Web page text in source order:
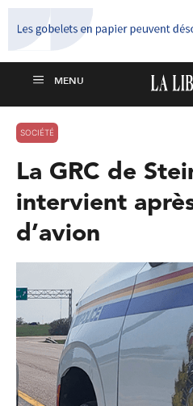
SOCIÉTÉ
La GRC de
intervient
d’avion